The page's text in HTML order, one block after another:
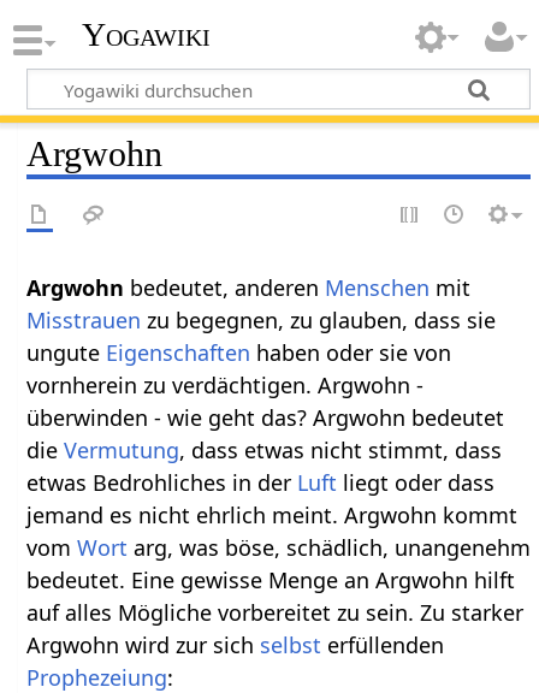
Yogawiki
Argwohn
Argwohn bedeutet, anderen Menschen mit
Misstrauen zu begegnen, zu glauben, dass sie
ungute Eigenschaften haben oder sie von
vornherein zu verdächtigen. Argwohn -
überwinden - wie geht das? Argwohn bedeutet
dieVermutung, dass etwas nicht stimmt, dass
etwas Bedrohliches in der Luft liegt oder dass
jemand es nicht ehrlich meint. Argwohn kommt
vomWort arg, was böse, schädlich, unangenehm
bedeutet. Eine gewisse Menge an Argwohn hilft
auf alles Mögliche vorbereitet zu sein. Zu starker
Argwohn wird zur sich selbst erfüllenden
Prophezeiung: